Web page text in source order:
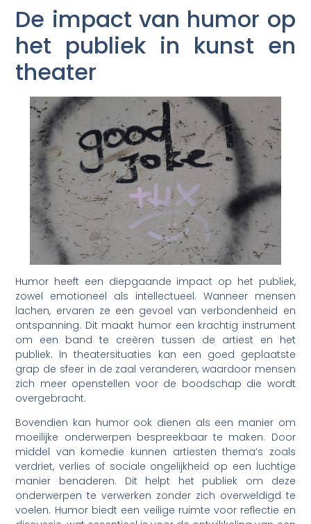
De impact van humor op
het publiek in kunst en
theater
Humor heeft een diepgaande impact op het publiek,
zowel emotioneel als intellectueel. Wanneer mensen
lachen, ervaren ze een gevoel van verbondenheid en
ontspanning. Dit maakt humor een krachtig instrument
om een band te creëren tussen de artiest en het
publiek. In theatersituaties kan een goed geplaatste
grap de sfeer in de zaal veranderen, waardoor mensen
zich meer openstellen voor de boodschap die wordt
overgebracht.
Bovendien kan humor ook dienen als een manier om
moeilijke onderwerpen bespreekbaar te maken. Door
middel van komedie kunnen artiesten thema’s zoals
verdriet, verlies of sociale ongelijkheid op een luchtige
manier benaderen. Dit helpt het publiek om deze
onderwerpen te verwerken zonder zich overweldigd te
voelen. Humor biedt een veilige ruimte voor reflectie en